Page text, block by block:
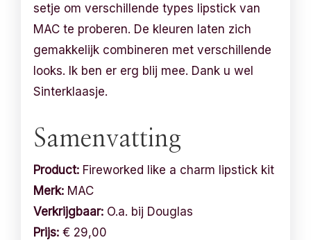
setje om verschillende types lipstick van
MAC te proberen. De kleuren laten zich
gemakkelijk combineren met verschillende
looks. Ik ben er erg blij mee. Dank u wel
Sinterklaasje.
Samenvatting
Product: Fireworked like a charm lipstick kit
Merk: MAC
Verkrijgbaar: O.a. bij Douglas
Prijs: € 29,00